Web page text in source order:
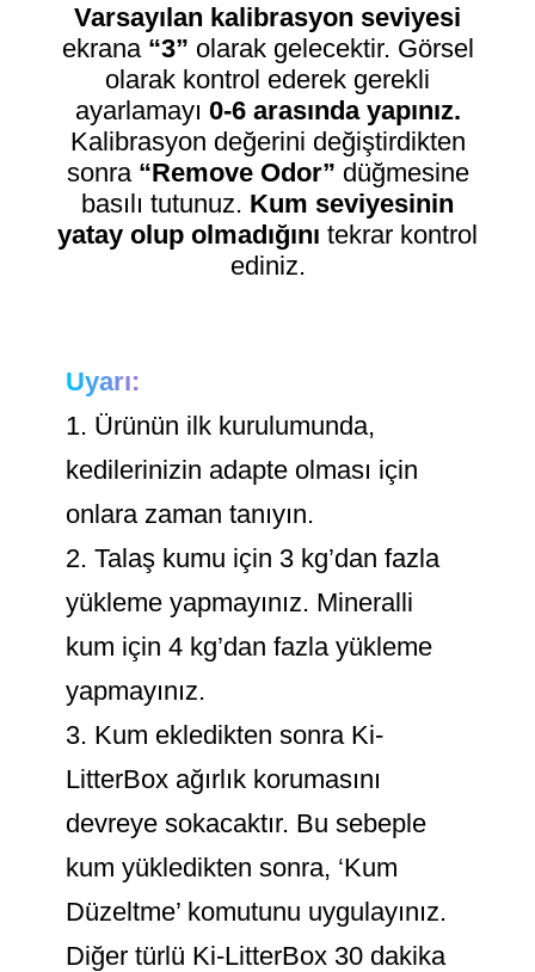
Varsayılan kalibrasyon seviyesi
ekrana “3” olarak gelecektir. Görsel
olarak kontrol ederek gerekli
ayarlamayı 0-6 arasında yapınız.
Kalibrasyon değerini değiştirdikten
sonra“Remove Odor” düğmesine
basılı tutunuz. Kum seviyesinin
yatay olup olmadığını tekrar kontrol
ediniz.
Uyarı:
1. Ürünün ilk kurulumunda,
kedilerinizin adapte olması için
onlara zaman tanıyın.
2. Talaş kumu için 3 kg’dan fazla
yükleme yapmayınız. Mineralli
kum için 4 kg’dan fazla yükleme
yapmayınız.
3. Kum ekledikten sonra Ki-
LitterBox ağırlık korumasını
devreye sokacaktır. Bu sebeple
kum yükledikten sonra, ‘Kum
Düzeltme’ komutunu uygulayınız.
Diğer türlü Ki-LitterBox 30 dakika